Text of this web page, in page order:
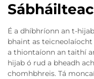
É a dhíbhríonn an t-
bhaint as
a thiontaíonn an taithí
hijab ó rud a bheadh
chomhbhreis. Tá